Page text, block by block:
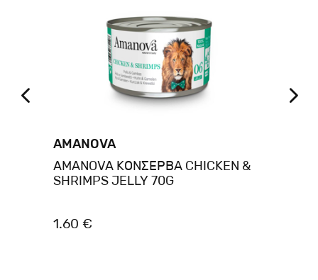
AMANOVA
AMANOVA ΚΟΝΣΕΡΒΑ CHICKEN &
SHRIMPS JELLY 70G
1.60 €